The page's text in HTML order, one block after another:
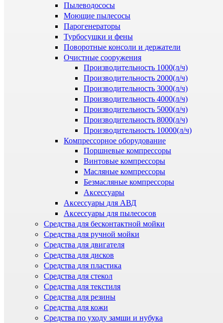
Пылеводососы
Моющие пылесосы
Парогенераторы
Турбосушки и фены
Поворотные консоли и держатели
Очистные сооружения
Производительность 1000(л/ч)
Производительность 2000(л/ч)
Производительность 3000(л/ч)
Производительность 4000(л/ч)
Производительность 5000(л/ч)
Производительность 8000(л/ч)
Производительность 10000(л/ч)
Компрессорное оборудование
Поршневые компрессоры
Винтовые компрессоры
Масляные компрессоры
Безмасляные компрессоры
Аксессуары
Аксессуары для АВД
Аксессуары для пылесосов
Средства для бесконтактной мойки
Средства для ручной мойки
Средства для двигателя
Средства для дисков
Средства для пластика
Средства для стекол
Средства для текстиля
Средства для резины
Средства для кожи
Средства по уходу замши и нубука